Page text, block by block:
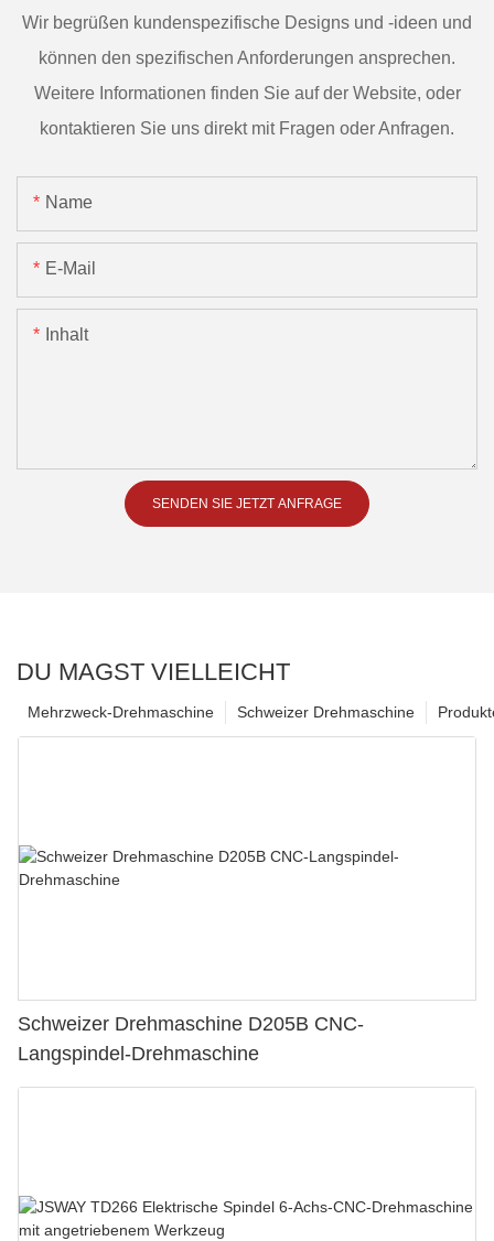
Wir begrüßen kundenspezifische Designs und -ideen und
können den spezifischen Anforderungen ansprechen.
Weitere Informationen finden Sie auf der Website, oder
kontaktieren Sie uns direkt mit Fragen oder Anfragen.
Name
E-Mail
Inhalt
SENDEN SIE JETZT ANFRAGE
DU MAGST VIELLEICHT
Schweizer Drehmaschine
Mehrzweck-Drehmaschine
Schweizer Drehmaschine D205B CNC-
Langspindel-Drehmaschine